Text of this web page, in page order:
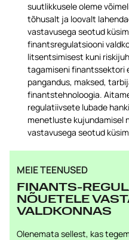
suutlikkusele oleme
tõhusalt ja loovalt
vastavusega seotud
finantsregulatsiooni
litsentsimisest kuni
tagamiseni finantssektori
pangandus, maksed,
finantstehnoloogia.
regulatiivsete lubade
menetluste kujundamisel
vastavusega seotud
MEIE TEENUSED
FINANTS-
NÕUETELE
VALDKONNAS
Olenemata sellest, kas